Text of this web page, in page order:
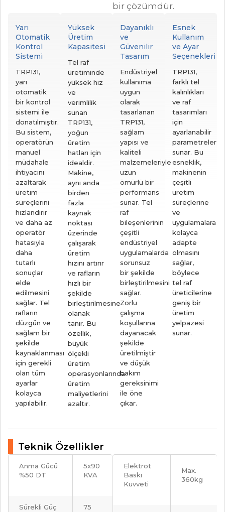
bir çözümdür.
Yarı
Otomatik
Kontrol
Sistemi
TRP131,
yarı
otomatik
bir kontrol
sistemi ile
donatılmıştır.
Bu sistem,
operatörün
manuel
müdahale
ihtiyacını
azaltarak
üretim
süreçlerini
hızlandırır
ve daha az
operatör
hatasıyla
daha
tutarlı
sonuçlar
elde
edilmesini
sağlar. Tel
rafların
düzgün ve
sağlam bir
şekilde
kaynaklanması
için gerekli
olan tüm
ayarlar
kolayca
yapılabilir.
Yüksek
Üretim
Kapasitesi
Tel raf
üretiminde
yüksek hız
ve
verimlilik
sunan
TRP131,
yoğun
üretim
hatları için
idealdir.
Makine,
aynı anda
birden
fazla
kaynak
noktası
üzerinde
çalışarak
üretim
hızını artırır
ve rafların
hızlı bir
şekilde
birleştirilmesine
olanak
tanır. Bu
özellik,
büyük
ölçekli
üretim
operasyonlarında
üretim
maliyetlerini
azaltır.
Dayanıklı
ve
Güvenilir
Tasarım
Endüstriyel
kullanıma
uygun
olarak
tasarlanan
TRP131,
sağlam
yapısı ve
kaliteli
malzemeleriyle
uzun
ömürlü bir
performans
sunar. Tel
raf
bileşenlerinin
çeşitli
endüstriyel
uygulamalarda
sorunsuz
bir şekilde
birleştirilmesini
sağlar.
Zorlu
çalışma
koşullarına
dayanacak
şekilde
üretilmiştir
ve düşük
bakım
gereksinimi
ile öne
çıkar.
Esnek
Kullanım
ve Ayar
Seçenekleri
TRP131,
farklı tel
kalınlıkları
ve raf
tasarımları
için
ayarlanabilir
parametreler
sunar. Bu
esneklik,
makinenin
çeşitli
üretim
süreçlerine
ve
uygulamalara
kolayca
adapte
olmasını
sağlar,
böylece
tel raf
üreticilerine
geniş bir
üretim
yelpazesi
sunar.
Teknik Özellikler
Anma Gücü
%50 DT
5x90
KVA
Sürekli Güç
75
Elektrot
Baskı
Kuvveti
Max.
360kg